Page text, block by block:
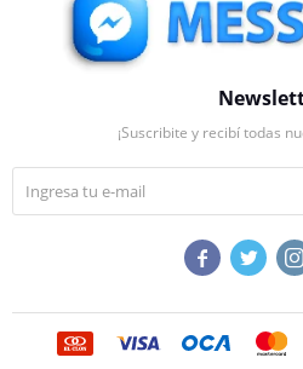
¡Suscribite y recibí todas
  